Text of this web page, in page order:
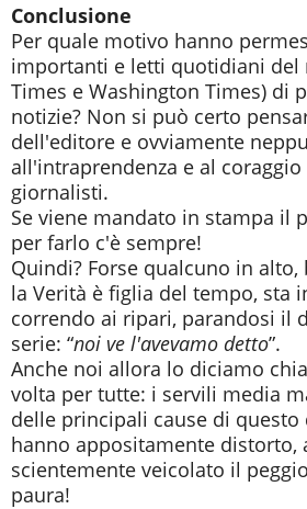
Conclusione
Per quale motivo hanno
importanti e letti quotidiani del
Times e Washington Times) di
notizie? Non si può certo
dell'editore e ovviamente
all'intraprendenza e al
giornalisti.
Se viene mandato in stampa il
per farlo c'è sempre!
Quindi? Forse qualcuno in alto,
la Verità è figlia del tempo, sta
correndo ai ripari, parandosi il
serie: “noi ve l'avevamo detto”.
Anche noi allora lo diciamo
volta per tutte: i servili media
delle principali cause di questo
hanno appositamente distorto,
scientemente veicolato il
paura!